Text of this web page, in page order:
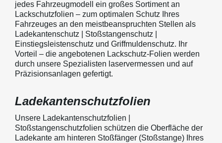
jedes Fahrzeugmodell ein großes Sortiment an
Lackschutzfolien – zum optimalen Schutz Ihres
Fahrzeuges an den meistbeanspruchten Stellen als
Ladekantenschutz | Stoßstangenschutz |
Einstiegsleistenschutz und Griffmuldenschutz. Ihr
Vorteil – die angebotenen Lackschutz-Folien werden
durch unsere Spezialisten laservermessen und auf
Präzisionsanlagen gefertigt.
Ladekantenschutzfolien
Unsere Ladekantenschutzfolien |
Stoßstangenschutzfolien schützen die Oberfläche der
Ladekante am hinteren Stoßfänger (Stoßstange) Ihres